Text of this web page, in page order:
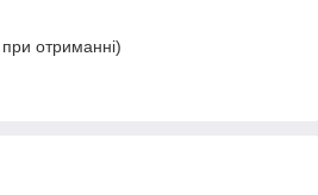
отриманні)